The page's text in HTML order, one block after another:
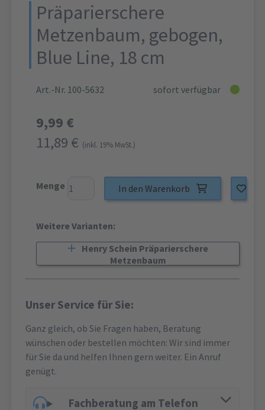
Präparierschere
Metzenbaum, gebogen,
Blue Line, 18 cm
Art.-Nr. 100-5632 sofort verfügbar
9,99 €
11,89 € (inkl. 19% MwSt.)
Menge In den Warenkorb
Weitere Varianten:
Henry Schein Präparierschere
Metzenbaum
Unser Service für Sie:
Ganz gleich, ob Sie Fragen haben, Beratung
wünschen oder bestellen möchten: Wir sind immer
für Sie da und helfen Ihnen gern weiter. Ein Anruf
genügt.
Fachberatung am Telefon